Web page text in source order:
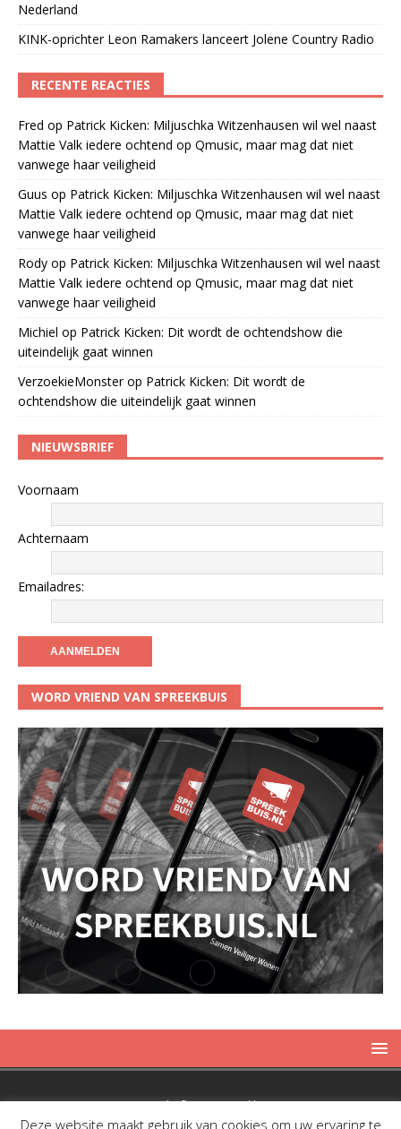
Nederland
KINK-oprichter Leon Ramakers lanceert Jolene Country Radio
RECENTE REACTIES
Fred op Patrick Kicken: Miljuschka Witzenhausen wil wel naast
Mattie Valk iedere ochtend op Qmusic, maar mag dat niet
vanwege haar veiligheid
Guus op Patrick Kicken: Miljuschka Witzenhausen wil wel naast
Mattie Valk iedere ochtend op Qmusic, maar mag dat niet
vanwege haar veiligheid
Rody op Patrick Kicken: Miljuschka Witzenhausen wil wel naast
Mattie Valk iedere ochtend op Qmusic, maar mag dat niet
vanwege haar veiligheid
Michiel op Patrick Kicken: Dit wordt de ochtendshow die
uiteindelijk gaat winnen
VerzoekieMonsterop Patrick Kicken: Dit wordt de
ochtendshow die uiteindelijk gaat winnen
NIEUWSBRIEF
Voornaam
Achternaam
Emailadres:
WORD VRIEND VAN SPREEKBUIS
Copyright © 2019 Spreekbuis
Deze website maakt gebruik van cookies om uw ervaring te